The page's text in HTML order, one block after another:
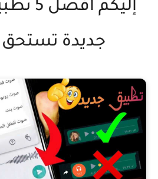
إليكم
جديدة تستحق